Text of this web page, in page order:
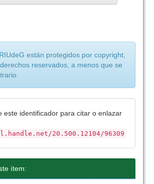
están protegidos por copyright,
reservados, a menos que se
este identificador para citar o enlazar
20.500.12104/96309
ítem: